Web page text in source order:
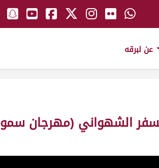
مسفر الشهواني (مهرجان سمو